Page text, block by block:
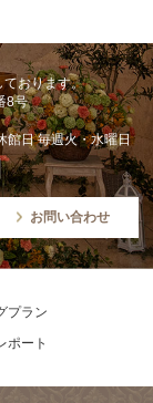
ております。
8号
館日 毎週火・水曜日
お問い合わせ
プラン
ポート